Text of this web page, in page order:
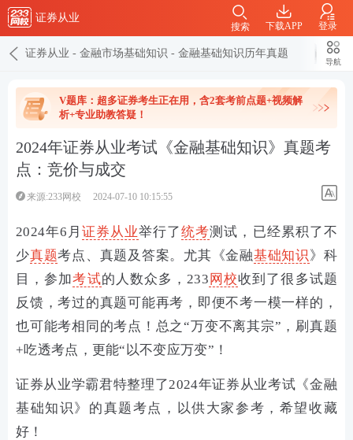
证券从业
下载APP 登录
搜索
证券从业 - 金融市场基础知识 - 金融基础知识历年真题
导航
V题库：超多证券考生正在用，含2套考前点题+视频解
析+专业助教答疑！
2024年证券从业考试《金融基础知识》真题考
点：竞价与成交
来源:233网校 2024-07-10 10:15:55
2024年6月证券从业举行了统考测试，已经累积了不
少真题考点、真题及答案。尤其《金融基础知识》科
目，参加考试的人数众多，233 网校收到了很多试题
反馈，考过的真题可能再考，即便不考一模一样的，
也可能考相同的考点！总之“万变不离其宗”，刷真题
+吃透考点，更能“以不变应万变”！
证券从业学霸君特整理了2024年证券从业考试 《金融
基础知识》的真题考点，以供大家参考，希望收藏
好！